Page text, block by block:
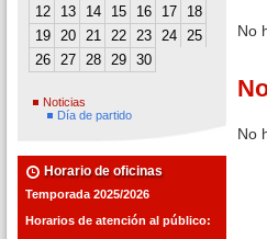
12
13 14 15 16 17
18
19 20 21 22 23 24 25
26 27 28 29 30
Noticias
Día de partido
Horario de oficinas
Temporada 2025/2026
Horarios de atención al público:
No
No